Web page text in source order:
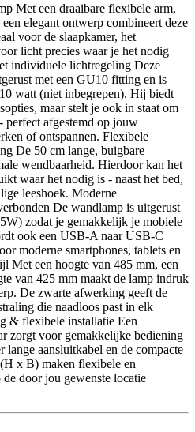
Met een draaibare flexibele arm,
elegant ontwerp combineert deze
voor de slaapkamer, het
licht precies waar je het nodig
individuele lichtregeling Deze
met een GU10 fitting en is
watt (niet inbegrepen). Hij biedt
maar stelt je ook in staat om
perfect afgestemd op jouw
of ontspannen. Flexibele
De 50 cm lange, buigbare
wendbaarheid. Hierdoor kan het
waar het nodig is - naast het bed,
leeshoek. Moderne
De wandlamp is uitgerust
zodat je gemakkelijk je mobiele
ook een USB-A naar USB-C
moderne smartphones, tablets en
Met een hoogte van 485 mm, een
van 425 mm maakt de lamp indruk
De zwarte afwerking geeft de
die naadloos past in elk
& flexibele installatie Een
zorgt voor gemakkelijke bediening
lange aansluitkabel en de compacte
x B) maken flexibele en
door jou gewenste locatie